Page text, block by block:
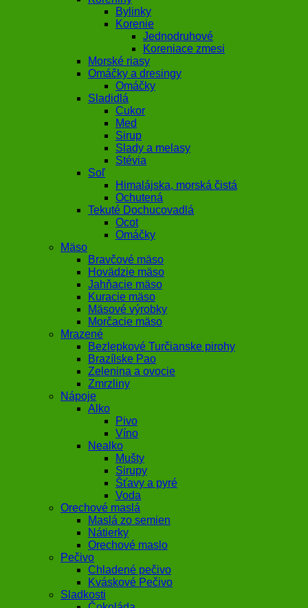
Bylinky
Korenie
Jednodruhové
Koreniace zmesi
Morské riasy
Omáčky a dresingy
Omáčky
Sladidlá
Cukor
Med
Sirup
Slady a melasy
Stévia
Soľ
Himalájska, morská čistá
Ochutená
Tekuté Dochucovadlá
Ocot
Omáčky
Mäso
Bravčové mäso
Hovädzie mäso
Jahňacie mäso
Kuracie mäso
Mäsové výrobky
Morčacie mäso
Mrazené
Bezlepkové Turčianske pirohy
Brazílske Pao
Zelenina a ovocie
Zmrzliny
Nápoje
Alko
Pivo
Víno
Nealko
Mušty
Sirupy
Šťavy a pyré
Voda
Orechové maslá
Maslá zo semien
Nátierky
Orechové maslo
Pečivo
Chladené pečivo
Kváskové Pečivo
Sladkosti